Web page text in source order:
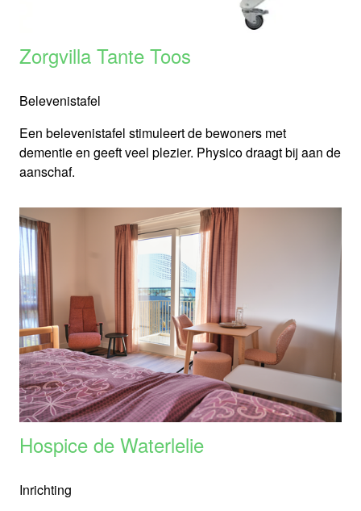
Zorgvilla Tante Toos
Belevenistafel
Een belevenistafel stimuleert de bewoners met
dementie en geeft veel plezier. Physico draagt bij aan de
aanschaf.
Hospice de Waterlelie
Inrichting